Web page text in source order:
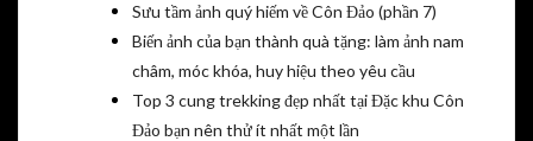
Sưu tầm ảnh quý hiếm về Côn Đảo (phần 7)
Biến ảnh của bạn thành quà tặng: làm ảnh nam
châm, móc khóa, huy hiệu theo yêu cầu
Top 3 cung trekking đẹp nhất tại Đặc khu Côn
Đảo bạn nên thử ít nhất một lần